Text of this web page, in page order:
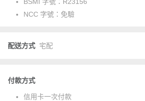
NCC 字號： 免驗
配送方式 宅配
付款方式
信用卡一次付款